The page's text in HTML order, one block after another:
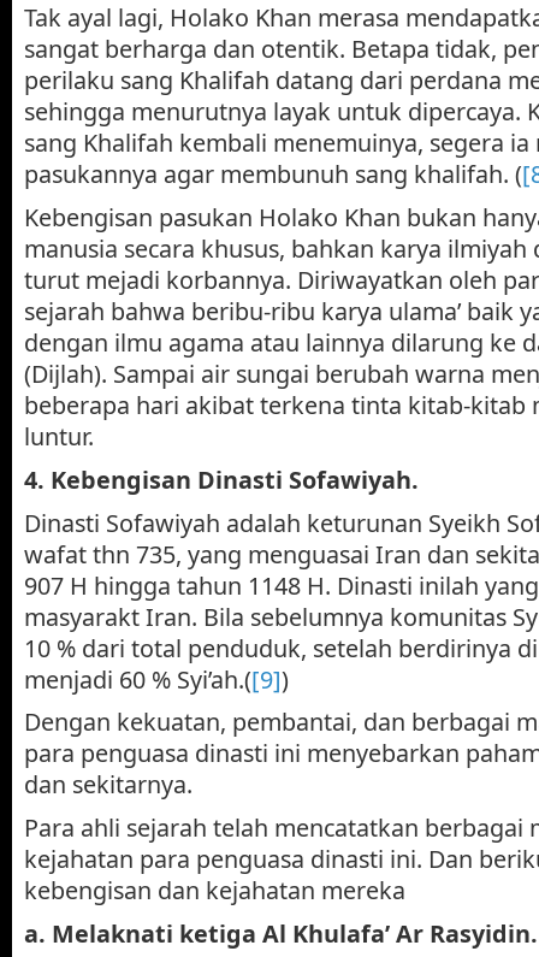
Tak ayal lagi, Holako Khan merasa
sangat berharga dan otentik. Betapa tidak,
perilaku sang Khalifah datang dari perdana
sehingga menurutnya layak untuk dipercaya.
sang Khalifah kembali menemuinya, segera
pasukannya agar membunuh sang khalifah. (
Kebengisan pasukan Holako Khan bukan
manusia secara khusus, bahkan karya ilmiyah
turut mejadi korbannya. Diriwayatkan oleh
sejarah bahwa beribu-ribu karya ulama’ baik
dengan ilmu agama atau lainnya dilarung ke
(Dijlah). Sampai air sungai berubah warna
beberapa hari akibat terkena tinta kitab-kitab
luntur.
4. Kebengisan Dinasti Sofawiyah.
Dinasti Sofawiyah adalah keturunan Syeikh
wafat thn 735, yang menguasai Iran dan
907 H hingga tahun 1148 H. Dinasti inilah
masyarakt Iran. Bila sebelumnya komunitas
10 % dari total penduduk, setelah berdirinya
menjadi 60 % Syi’ah.([9])
Dengan kekuatan, pembantai, dan berbagai
para penguasa dinasti ini menyebarkan
dan sekitarnya.
Para ahli sejarah telah mencatatkan berbagai
kejahatan para penguasa dinasti ini. Dan
kebengisan dan kejahatan mereka
a. Melaknati ketiga Al Khulafa’ Ar Rasyidin.